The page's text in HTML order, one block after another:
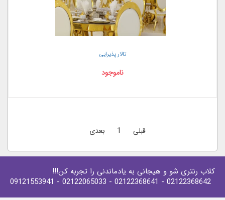
تالار پذیرایی
ناموجود
قبلی 1 بعدی
کلاب رنتری شو و هیجانی به یادماندنی را تجربه کن!!!
02122368642
- 02122368641
- 02122065033
- 09121553941